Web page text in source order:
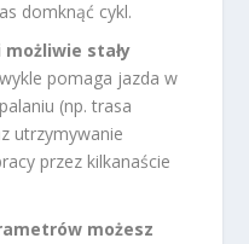
domknąć cykl.
możliwie stały
pomaga jazda w
(np. trasa
utrzymywanie
przez kilkanaście
możesz